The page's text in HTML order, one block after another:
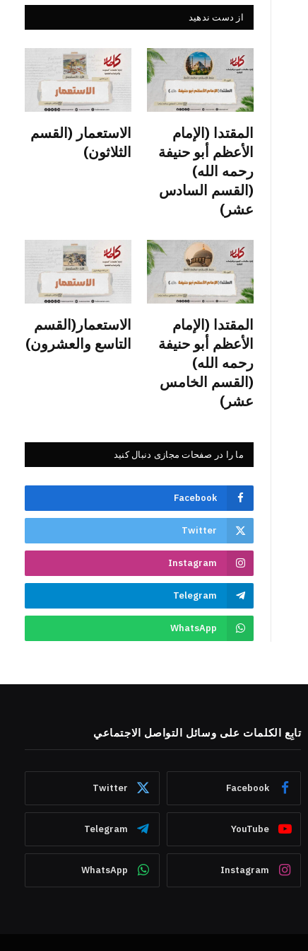
از دست ندهید
المقتدا (الإمام
الأعظم أبو حنيفة
رحمه الله)
(القسم السادس
عشر)
الاستعمار (القسم
الثلاثون)
المقتدا (الإمام
الأعظم أبو حنيفة
رحمه الله)
(القسم الخامس
عشر)
الاستعمار(القسم
التاسع والعشرون)
ما را در صفحات مجازی دنبال کنید
Facebook
Twitter
Instagram
Telegram
WhatsApp
تابِع الكلمات على وسائل التواصل الاجتماعي
Facebook
Twitter
YouTube
Telegram
Instagram
WhatsApp